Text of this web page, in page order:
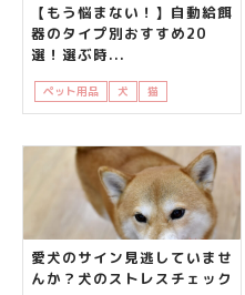
【もう悩まない！】自動給餌
器のタイプ別おすすめ20
選！選ぶ時...
ペット用品 犬 猫
愛犬のサイン見逃していませ
んか？犬のストレスチェック